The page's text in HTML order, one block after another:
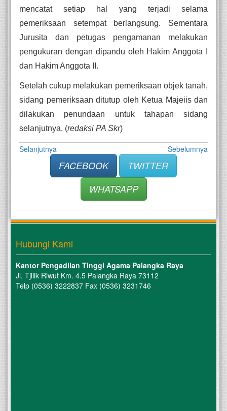
mencatat setiap hal yang terjadi selama
pemeriksaan setempat berlangsung. Sementara
Jurusita dan petugas pengamanan melakukan
pengukuran dengan dipandu oleh Hakim Anggota I
dan Hakim Anggota II.
Setelah cukup melakukan pemeriksaan objek tanah,
sidang pemeriksaan ditutup oleh Ketua Majeiis dan
dilakukan penundaan untuk tahapan sidang
selanjutnya. (redaksi PA Skr)
Selanjutnya Sebelumnya
FACEBOOK
TWITTER
WHATSAPP
Hubungi Kami
Kantor Pengadilan Tinggi Agama Palangka Raya
Jl. Tjilik Riwut Km. 4.5 Palangka Raya 73112
Telp (0536) 3222837 Fax (0536) 3231746